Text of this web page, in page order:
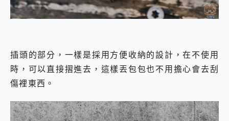
插頭的部分，一樣是採用方便收納的設計，在不使用
時，可以直接摺進去，這樣丟包包也不用擔心會去刮
傷裡東西。